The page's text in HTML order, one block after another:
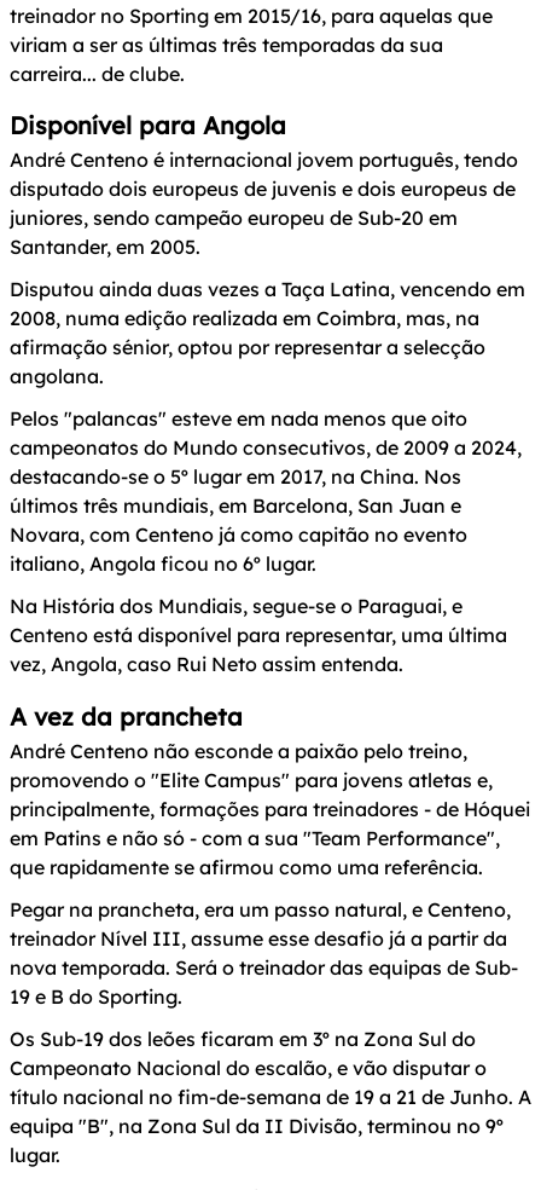
treinador no Sporting em 2015/16, para aquelas que
viriam a ser as últimas três temporadas da sua
carreira... de clube.
Disponível para Angola
André Centeno é internacional jovem português, tendo
disputado dois europeus de juvenis e dois europeus de
juniores, sendo campeão europeu de Sub-20 em
Santander, em 2005.
Disputou ainda duas vezes a Taça Latina, vencendo em
2008, numa edição realizada em Coimbra, mas, na
afirmação sénior, optou por representar a selecção
angolana.
Pelos "palancas" esteve em nada menos que oito
campeonatos do Mundo consecutivos, de 2009 a 2024,
destacando-se o 5º lugar em 2017, na China. Nos
últimos três mundiais, em Barcelona, San Juan e
Novara, com Centeno já como capitão no evento
italiano, Angola ficou no 6º lugar.
Na História dos Mundiais, segue-se o Paraguai, e
Centeno está disponível para representar, uma última
vez, Angola, caso Rui Neto assim entenda.
A vez da prancheta
André Centeno não esconde a paixão pelo treino,
promovendo o "Elite Campus" para jovens atletas e,
principalmente, formações para treinadores - de Hóquei
em Patins e não só - com a sua "Team Performance",
que rapidamente se afirmou como uma referência.
Pegar na prancheta, era um passo natural, e Centeno,
treinador Nível III, assume esse desafio já a partir da
nova temporada. Será o treinador das equipas de Sub-
19 e B do Sporting.
Os Sub-19 dos leões ficaram em 3º na Zona Sul do
Campeonato Nacional do escalão, e vão disputar o
título nacional no fim-de-semana de 19 a 21 de Junho. A
equipa "B", na Zona Sul da II Divisão, terminou no 9º
lugar.